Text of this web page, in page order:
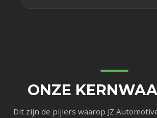
ONZE
Dit zijn de pijlers waarop JZ